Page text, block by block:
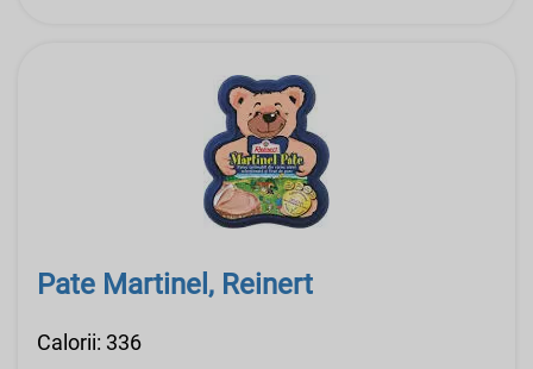
Pate Martinel, Reinert
Calorii: 336